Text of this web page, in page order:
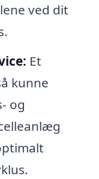
ved dit
Et
kunne
og